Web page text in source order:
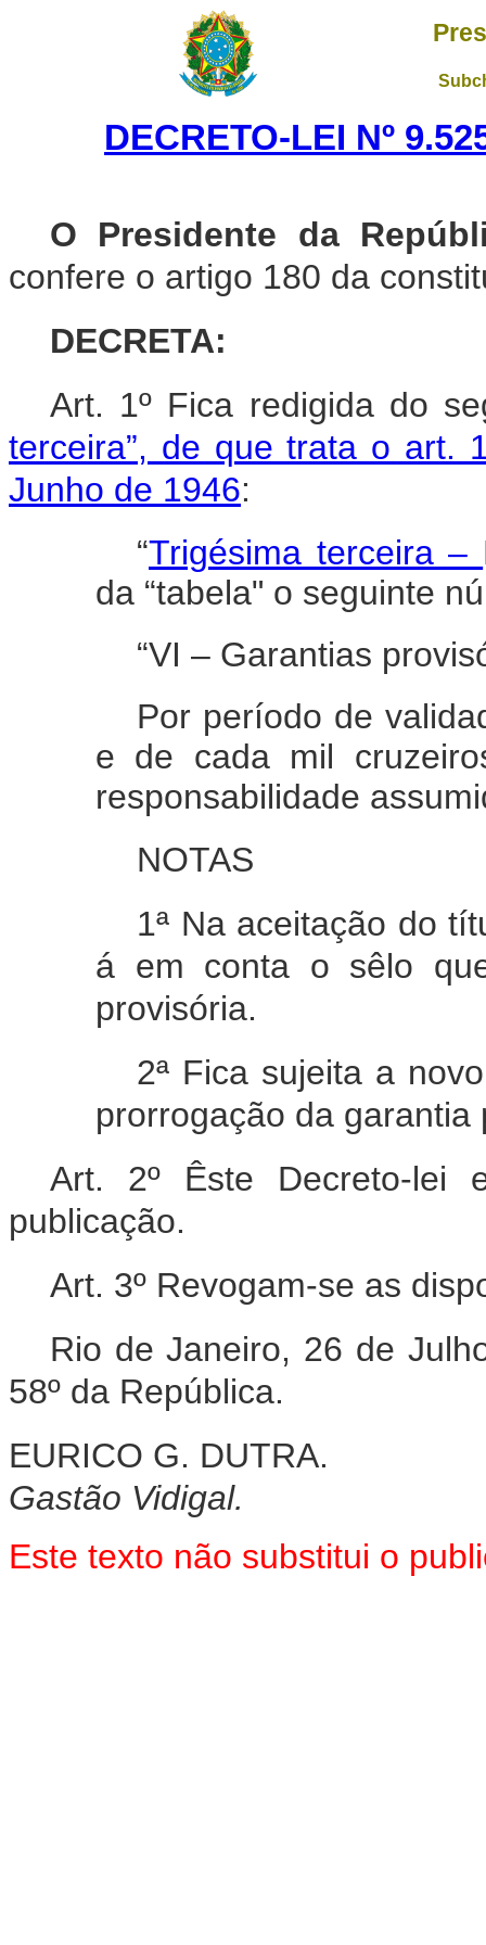
DECRETO-LEI Nº
O Presidente da
confere o artigo 180 da
DECRETA:
Art. 1º Fica redigida do
terceira”, de que trata o art.
Junho de 1946:
“Trigésima terceira –
da “tabela" o seguinte
“VI – Garantias
Por período de
e de cada mil
responsabilidade
NOTAS
1ª Na aceitação do
á em conta o sêlo
provisória.
2ª Fica sujeita a
prorrogação da garantia
Art. 2º Êste Decreto-lei
publicação.
Art. 3º Revogam-se as
Rio de Janeiro, 26 de
58º da República.
EURICO G. DUTRA.
Gastão Vidigal.
Este texto não substitui o